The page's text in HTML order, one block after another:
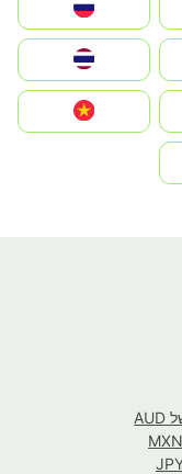
România
Slovensko
United States
Vietnam